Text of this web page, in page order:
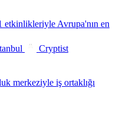
etkinlikleriyle Avrupa'nın en
Cryptist
merkeziyle iş ortaklığı